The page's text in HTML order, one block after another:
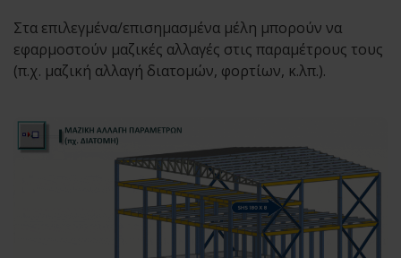
Στα επιλεγμένα/επισημασμένα μέλη μπορούν να
εφαρμοστούν μαζικές αλλαγές στις παραμέτρους τους
(π.χ. μαζική αλλαγή διατομών, φορτίων, κ.λπ.).